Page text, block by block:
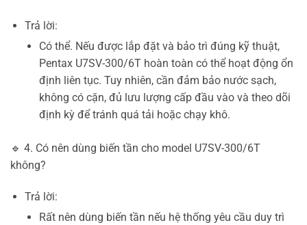
Trả lời:
Có thể. Nếu được lắp đặt và bảo trì đúng kỹ thuật,
Pentax U7SV-300/6T hoàn toàn có thể hoạt động ổn
định liên tục. Tuy nhiên, cần đảm bảo nước sạch,
không có cặn, đủ lưu lượng cấp đầu vào và theo dõi
định kỳ để tránh quá tải hoặc chạy khô.
🔹 4. Có nên dùng biến tần cho model U7SV-300/6T
không?
Trả lời:
Rất nên dùng biến tần nếu hệ thống yêu cầu duy trì